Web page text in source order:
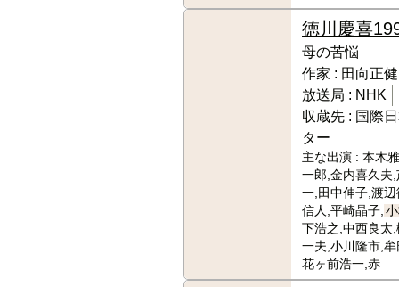
徳川慶喜
母の苦悩
作家 : 田向正健
放送局 : NHK
収蔵先 : 国際
ター
主な出演 : 本木
一郎,金内喜久夫
一,田中伸子,渡
信人,平崎晶子,
下浩之,中西良太
一夫,小川隆市,
花ヶ前浩一,赤